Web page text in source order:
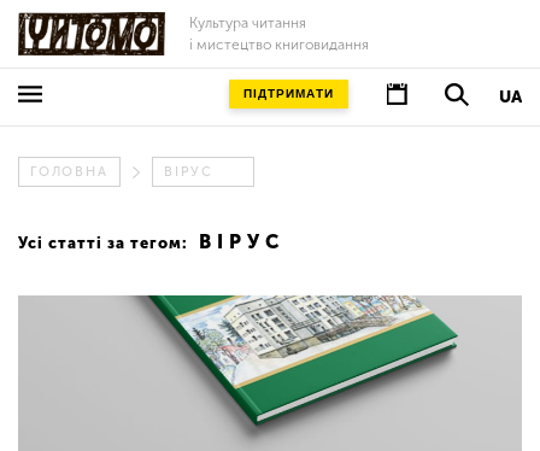
Культура читання
і мистецтво книговидання
UA
ПІДТРИМАТИ
ГОЛОВНА ВІРУС
Усі статті за тегом: ВІРУС